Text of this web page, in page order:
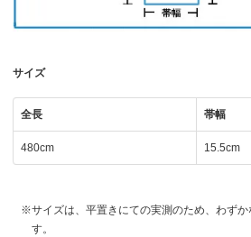
サイズ
全長 帯幅
480cm 15.5cm
サイズは、平置きにての実測のため、わず
す。